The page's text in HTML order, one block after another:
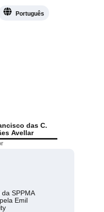
Português
das C.
Avellar
SPPMA
Emil